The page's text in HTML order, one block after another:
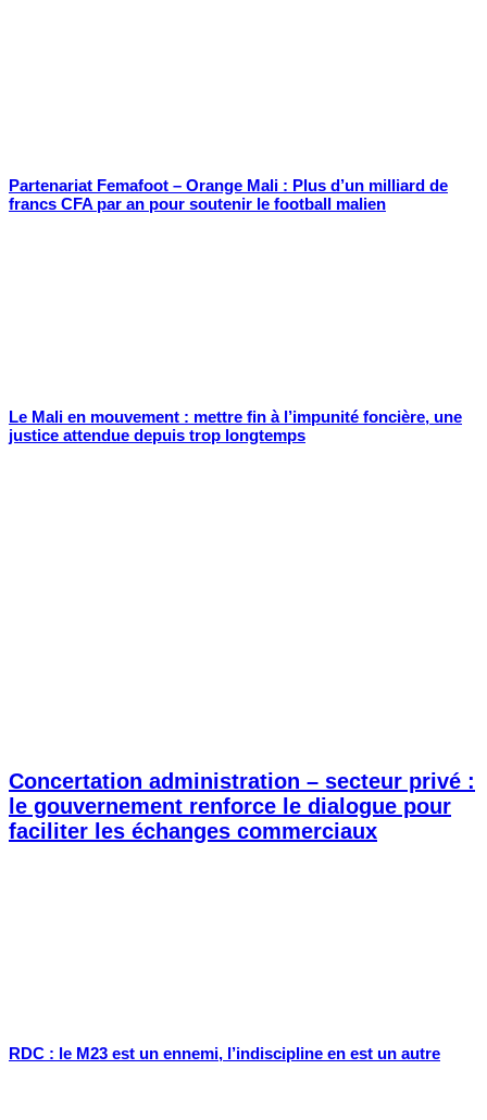
Partenariat Femafoot – Orange Mali : Plus d’un milliard de
francs CFA par an pour soutenir le football malien
Le Mali en mouvement : mettre fin à l’impunité foncière, une
justice attendue depuis trop longtemps
Concertation administration – secteur privé :
le gouvernement renforce le dialogue pour
faciliter les échanges commerciaux
RDC : le M23 est un ennemi, l’indiscipline en est un autre